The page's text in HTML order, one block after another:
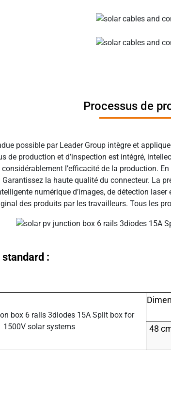
Processus de
possible par Leader Group intègre et
de production et d’inspection est intégré,
l’efficacité de la production.
la haute qualité du connecteur. La
numérique d’images, de détection
des produits par les travailleurs. Tous les
:
48